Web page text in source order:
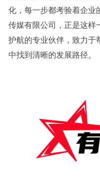
化，每一步都考验着企业
传媒有限公司，正是这样
护航的专业伙伴，致力于
中找到清晰的发展路径。